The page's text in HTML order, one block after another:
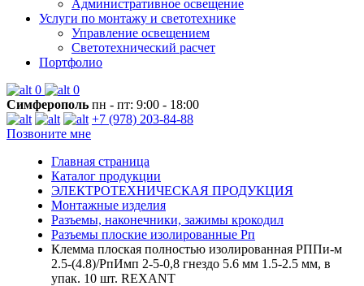
Административное освещение
Услуги по монтажу и светотехнике
Управление освещением
Светотехнический расчет
Портфолио
0
0
Симферополь пн - пт: 9:00 - 18:00
+7 (978) 203-84-88
Позвоните мне
Главная страница
Каталог продукции
ЭЛЕКТРОТЕХНИЧЕСКАЯ ПРОДУКЦИЯ
Монтажные изделия
Разъемы, наконечники, зажимы крокодил
Разъемы плоские изолированные Рп
Клемма плоская полностью изолированная РППи-м
2.5-(4.8)/РпИмп 2-5-0,8 гнездо 5.6 мм 1.5-2.5 мм, в
упак. 10 шт. REXANT